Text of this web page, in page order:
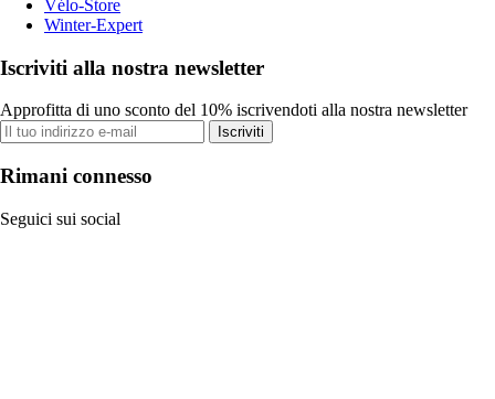
Vélo-Store
Winter-Expert
Iscriviti alla nostra newsletter
Approfitta di uno sconto del 10% iscrivendoti alla nostra newsletter
Iscriviti
Rimani connesso
Seguici sui social